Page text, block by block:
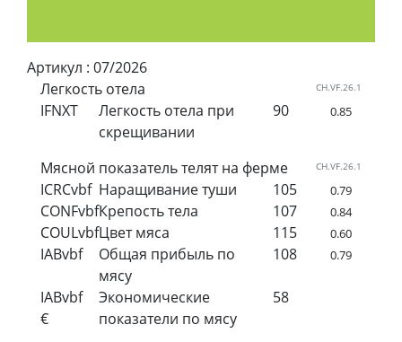
Артикул : 07/2026
Легкость отела
CH.VF.26.1
IFNXT
Легкость отела при
скрещивании
90 0.85
Мясной показатель телят на ферме CH.VF.26.1
ICRCvbf Наращивание туши 105 0.79
CONFvbfКрепость тела 107 0.84
COULvbfЦвет мяса 115 0.60
IABvbf
Общая прибыль по
мясу
108 0.79
IABvbf
€
Экономические
показатели по мясу
58